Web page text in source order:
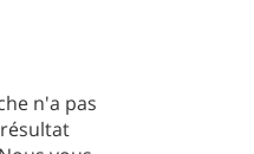
n'a pas